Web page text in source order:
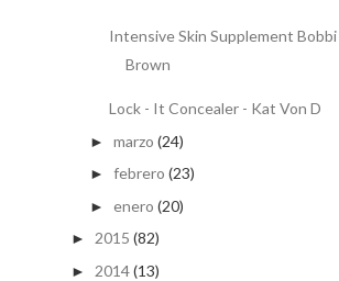
Intensive Skin Supplement Bobbi
Brown
Lock - It Concealer - Kat Von D
► marzo (24)
► febrero (23)
► enero (20)
► 2015 (82)
► 2014(13)